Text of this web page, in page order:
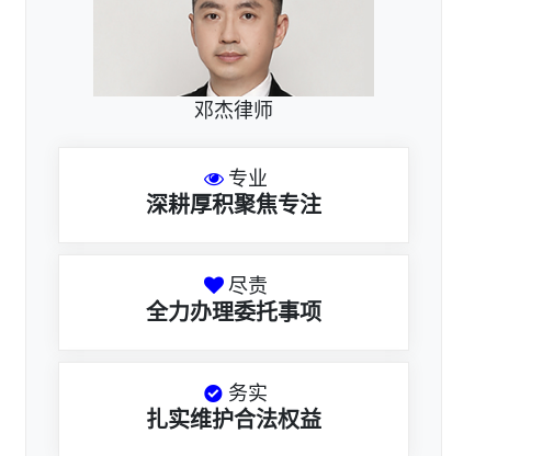
邓杰律师
专业
深耕厚积聚焦专注
尽责
全力办理委托事项
务实
扎实维护合法权益